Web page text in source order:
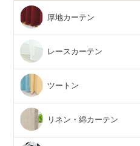
厚地カーテン
レースカーテン
ツートン
リネン・綿カーテン